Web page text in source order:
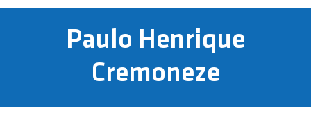
Paulo Henrique
Cremoneze